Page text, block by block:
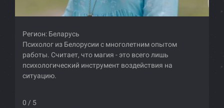
Регион: Беларусь
Психолог из Белорусии с многолетним опытом
работы. Считает, что магия - это всего лишь
психологический инструмент воздействия на
ситуацию.
0 / 5